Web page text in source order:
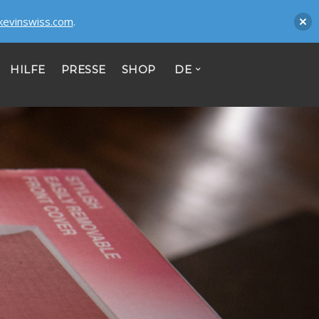
HILFE PRESSE SHOP DE
Mitipi AG
Passage du Cardinal 11-BlueFactory
CH - 1700 Fribourg
Register no: CHE-356.372.981
.